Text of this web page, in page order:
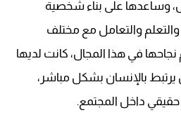
وساعدها على بناء شخصية
والتعلم والتعامل مع مختلف
نجاحها في هذا المجال، كانت لديها
يرتبط بالإنسان بشكل مباشر،
داخل المجتمع.